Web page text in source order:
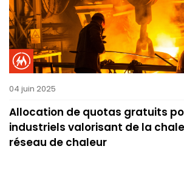
04 juin 2025
Allocation de quotas gratuits
industriels valorisant de la
réseau de chaleur